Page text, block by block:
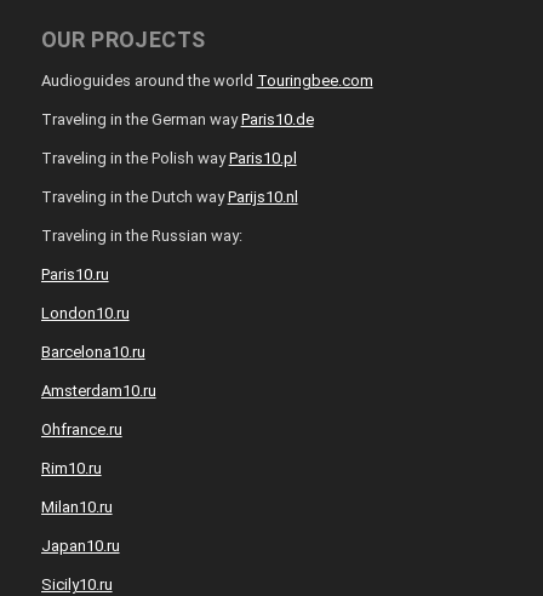
OUR PROJECTS
Audioguides around the world Touringbee.com
Traveling in the German wayParis10.de
Traveling in the Polish wayParis10.pl
Traveling in the Dutch wayParijs10.nl
Traveling in the Russian way:
Paris10.ru
London10.ru
Barcelona10.ru
Amsterdam10.ru
Ohfrance.ru
Rim10.ru
Milan10.ru
Japan10.ru
Sicily10.ru